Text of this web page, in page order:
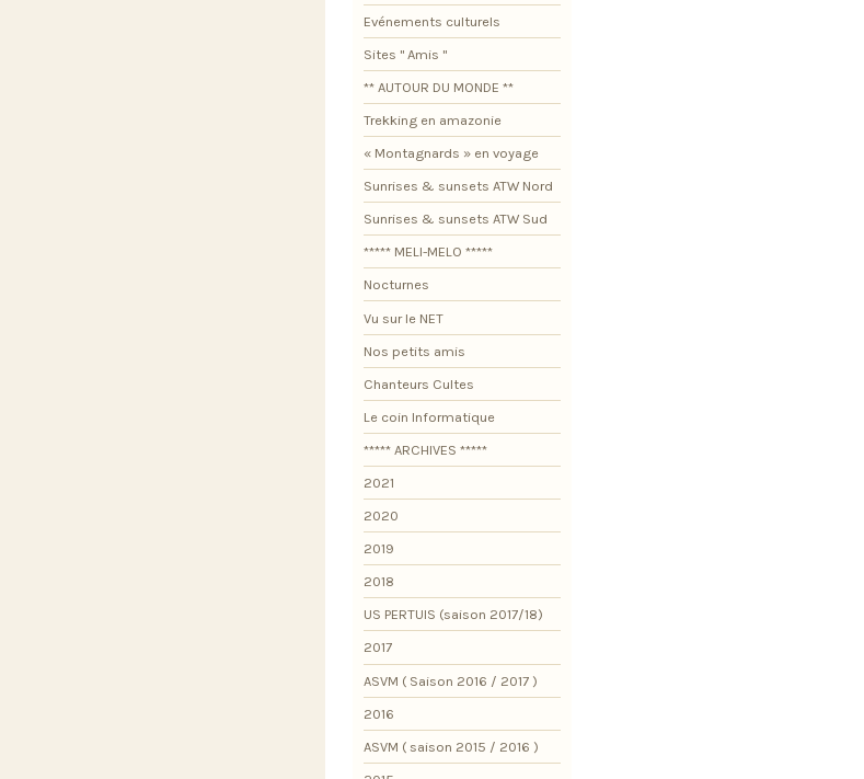
Evénements culturels
Sites " Amis "
** AUTOUR DU MONDE **
Trekking en amazonie
« Montagnards » en voyage
Sunrises & sunsets ATW Nord
Sunrises & sunsets ATW Sud
***** MELI-MELO *****
Nocturnes
Vu sur le NET
Nos petits amis
Chanteurs Cultes
Le coin Informatique
***** ARCHIVES *****
2021
2020
2019
2018
US PERTUIS (saison 2017/18)
2017
ASVM ( Saison 2016 / 2017 )
2016
ASVM ( saison 2015 / 2016 )